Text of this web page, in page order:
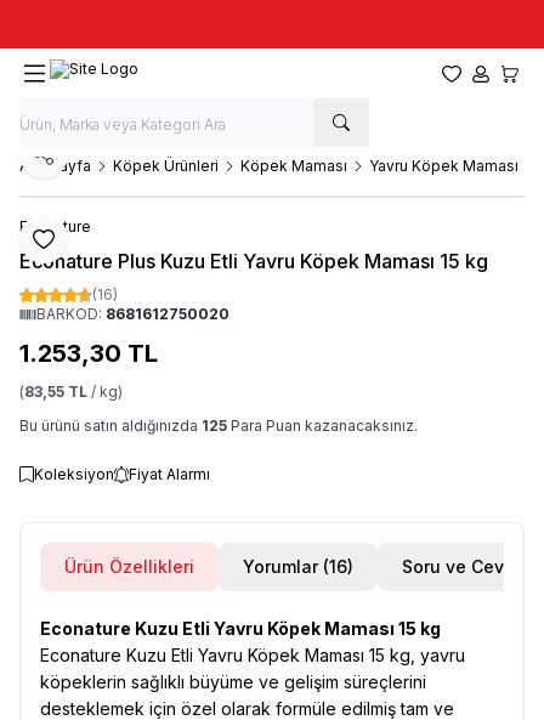
Favorilerim
Hesabım
Ana Sayfa Köpek Ürünleri Köpek Maması Yavru Köpek Maması
Favoriye Ekle
Paylaş
Econature
Econature Plus Kuzu Etli Yavru Köpek Maması 15 kg
(16)
BARKOD: 8681612750020
1.253,30 TL
(83,55 TL / kg)
Bu ürünü satın aldığınızda 125 Para Puan kazanacaksınız.
Koleksiyon Fiyat Alarmı
Ürün Özellikleri Yorumlar (16) Soru ve Cevap
Econature Kuzu Etli Yavru Köpek Maması 15 kg
Econature Kuzu Etli Yavru Köpek Maması 15 kg, yavru
köpeklerin sağlıklı büyüme ve gelişim süreçlerini
desteklemek için özel olarak formüle edilmiş tam ve